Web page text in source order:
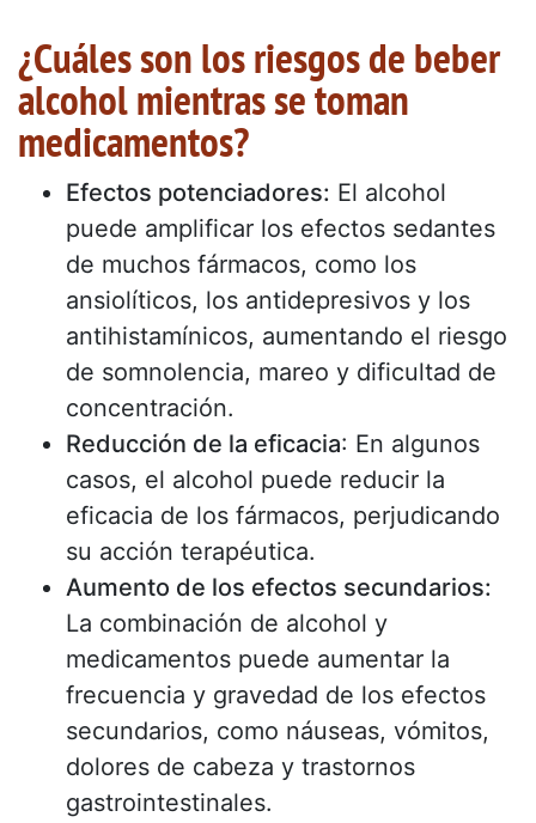
¿Cuáles son los riesgos de beber
alcohol mientras se toman
medicamentos?
Efectos potenciadores: El alcohol
puede amplificar los efectos sedantes
de muchos fármacos, como los
ansiolíticos, los antidepresivos y los
antihistamínicos, aumentando el riesgo
de somnolencia, mareo y dificultad de
concentración.
Reducción de la eficacia: En algunos
casos, el alcohol puede reducir la
eficacia de los fármacos, perjudicando
su acción terapéutica.
Aumento de los efectos secundarios:
La combinación de alcohol y
medicamentos puede aumentar la
frecuencia y gravedad de los efectos
secundarios, como náuseas, vómitos,
dolores de cabeza y trastornos
gastrointestinales.